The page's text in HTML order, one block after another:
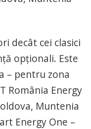
decât cei clasici
opţionali. Este
– pentru zona
România Energy
Muntenia
Energy One –